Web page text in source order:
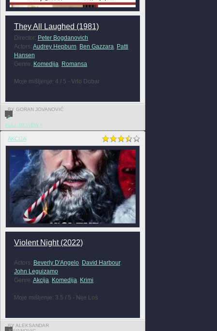
They All Laughed (1981)
Director: Peter Bogdanovich
Actors: Audrey Hepburn, Ben Gazzara, Patti
Hansen
Genre: Komedija, Romansa
Moje mišljenje: 4 / 5 - Vrlo Dobar
BY GORAN JOVANOVIĆ
0
FULL REVIEW »
AKCIJA
Violent Night (2022)
Actors: Beverly D'Angelo, David Harbour,
John Leguizamo
Genre: Akcija, Komedija, Krimi
Moje mišljenje: 3.5 / 5 - Nije Loš
BY ALEKSANDAR